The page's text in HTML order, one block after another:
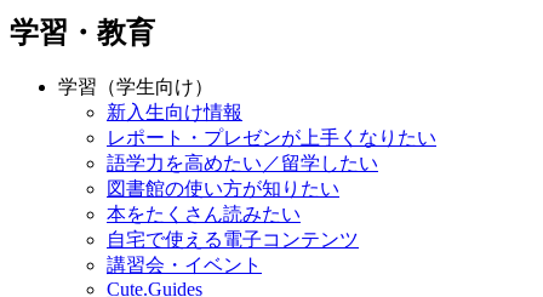
学習・教育
学習（学生向け）
新入生向け情報
レポート・プレゼンが上手くなりたい
語学力を高めたい／留学したい
図書館の使い方が知りたい
本をたくさん読みたい
自宅で使える電子コンテンツ
講習会・イベント
Cute.Guides